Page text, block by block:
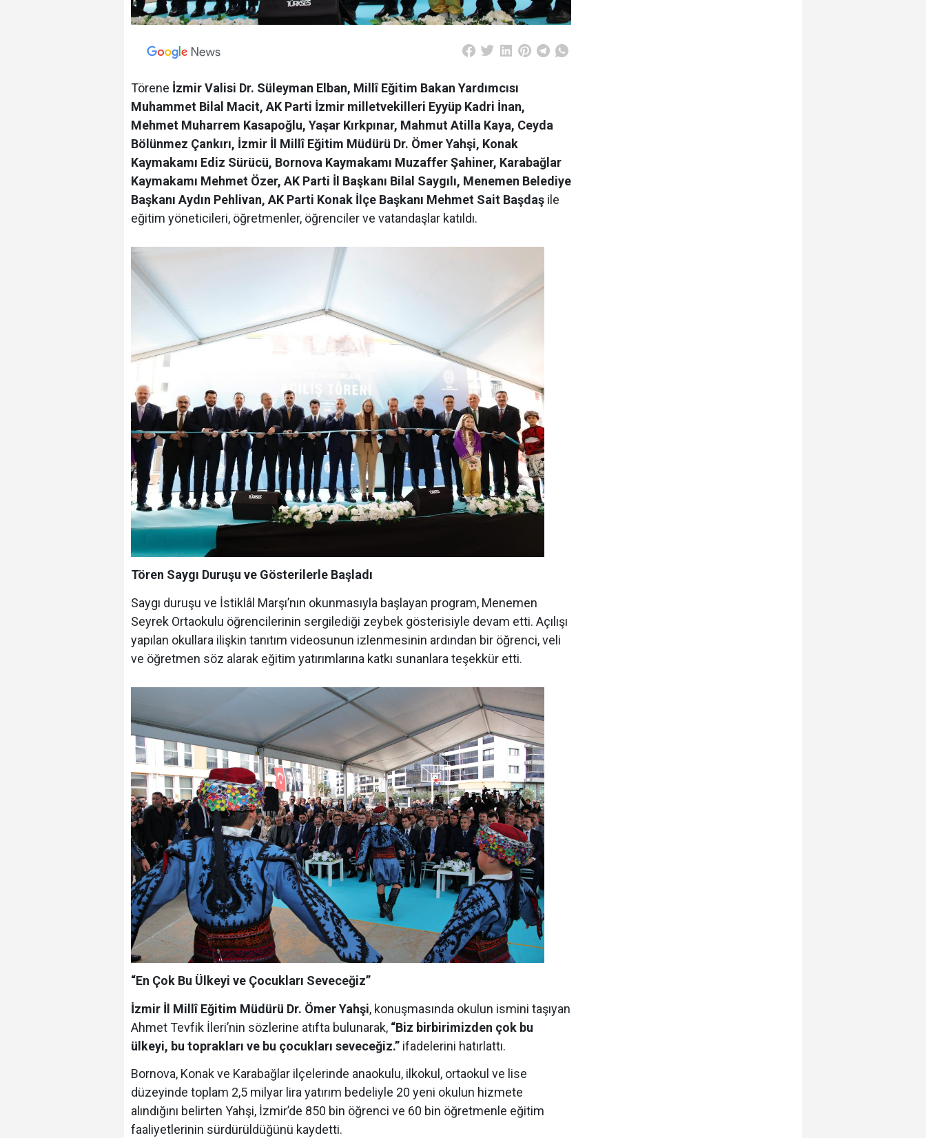
Törene İzmir Valisi Dr. Süleyman Elban, Millî Eğitim Bakan Yardımcısı
Muhammet Bilal Macit, AK Parti İzmir milletvekilleri Eyyüp Kadri İnan,
Mehmet Muharrem Kasapoğlu, Yaşar Kırkpınar, Mahmut Atilla Kaya, Ceyda
Bölünmez Çankırı, İzmir İl Millî Eğitim Müdürü Dr. Ömer Yahşi, Konak
Kaymakamı Ediz Sürücü, Bornova Kaymakamı Muzaffer Şahiner, Karabağlar
Kaymakamı Mehmet Özer, AK Parti İl Başkanı Bilal Saygılı, Menemen Belediye
Başkanı Aydın Pehlivan, AK Parti Konak İlçe Başkanı Mehmet Sait Başdaşile
eğitim yöneticileri, öğretmenler, öğrenciler ve vatandaşlar katıldı.
Tören Saygı Duruşu ve Gösterilerle Başladı
Saygı duruşu ve İstiklâl Marşı’nın okunmasıyla başlayan program, Menemen
Seyrek Ortaokulu öğrencilerinin sergilediği zeybek gösterisiyle devam etti. Açılışı
yapılan okullara ilişkin tanıtım videosunun izlenmesinin ardından bir öğrenci, veli
ve öğretmen söz alarak eğitim yatırımlarına katkı sunanlara teşekkür etti.
“En Çok Bu Ülkeyi ve Çocukları Seveceğiz”
İzmir İl Millî Eğitim Müdürü Dr. Ömer Yahşi, konuşmasında okulun ismini taşıyan
Ahmet Tevfik İleri’nin sözlerine atıfta bulunarak, “Biz birbirimizden çok bu
ülkeyi, bu toprakları ve bu çocukları seveceğiz.” ifadelerini hatırlattı.
Bornova, Konak ve Karabağlar ilçelerinde anaokulu, ilkokul, ortaokul ve lise
düzeyinde toplam 2,5 milyar lira yatırım bedeliyle 20 yeni okulun hizmete
alındığını belirten Yahşi, İzmir’de 850 bin öğrenci ve 60 bin öğretmenle eğitim
faaliyetlerinin sürdürüldüğünü kaydetti.